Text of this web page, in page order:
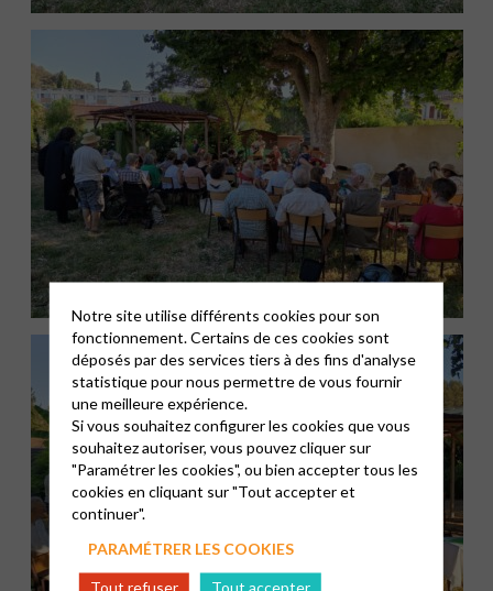
Notre site utilise différents cookies pour son
fonctionnement. Certains de ces cookies sont
déposés par des services tiers à des fins d'analyse
statistique pour nous permettre de vous fournir
une meilleure expérience.
Si vous souhaitez configurer les cookies que vous
souhaitez autoriser, vous pouvez cliquer sur
"Paramétrer les cookies", ou bien accepter tous les
cookies en cliquant sur "Tout accepter et
continuer".
PARAMÉTRER LES COOKIES
Tout refuser
Tout accepter